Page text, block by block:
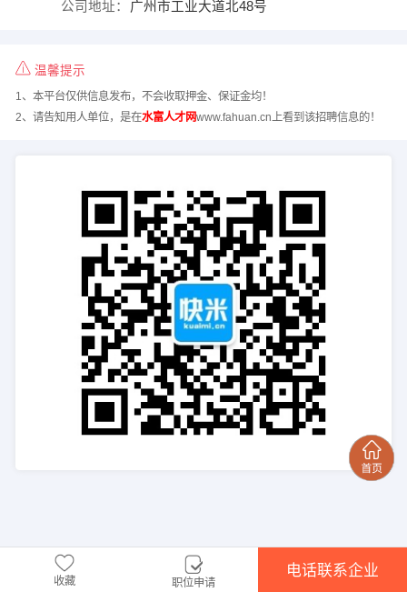
公司地址： 广州市工业大道北48号
温馨提示
1、本平台仅供信息发布，不会收取押金、保证金均！
2、请告知用人单位，是在水富人才网www.fahuan.cn上看到该招聘信息的！
收藏 职位申请
电话联系企业